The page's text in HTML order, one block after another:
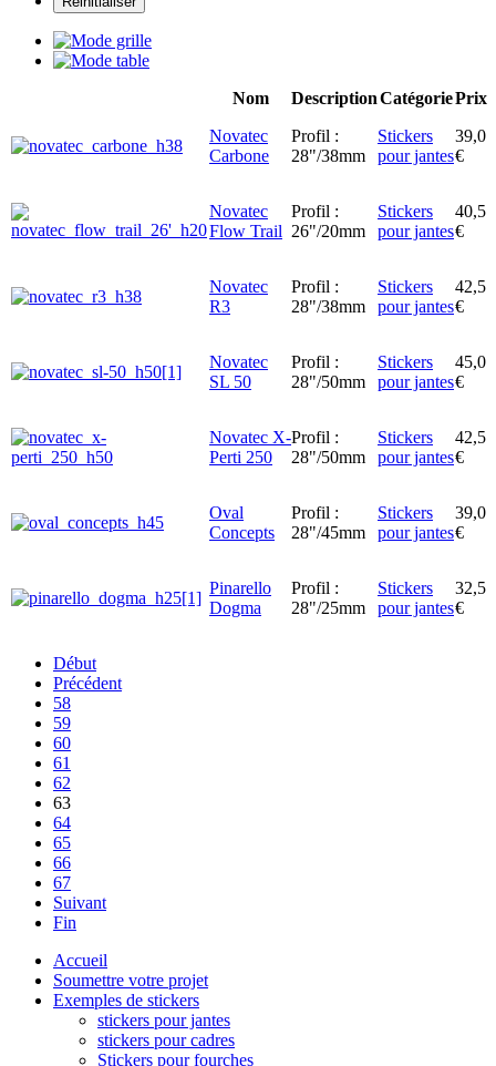
Nom DescriptionCatégoriePrix
Novatec
Carbone
Profil :
28"/38mm
Stickers
pour jantes
39,0
€
Novatec
Flow Trail
Profil :
26"/20mm
Stickers
pour jantes
40,5
€
Novatec
R3
Profil :
28"/38mm
Stickers
pour jantes
42,5
€
Novatec
SL 50
Profil :
28"/50mm
Stickers
pour jantes
45,0
€
Novatec X-
Perti 250
Profil :
28"/50mm
Stickers
pour jantes
42,5
€
Oval
Concepts
Profil :
28"/45mm
Stickers
pour jantes
39,0
€
Pinarello
Dogma
Profil :
28"/25mm
Stickers
pour jantes
32,5
€
Début
Précédent
58
59
60
61
62
63
64
65
66
67
Suivant
Fin
Accueil
Soumettre votre projet
Exemples de stickers
stickers pour jantes
stickers pour cadres
Stickers pour fourches